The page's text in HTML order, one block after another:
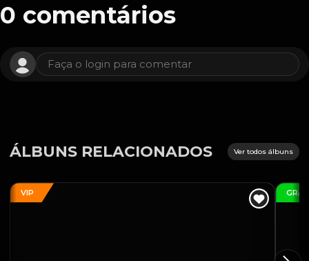
0 comentários
Faça o login para comentar
ÁLBUNS RELACIONADOS Ver todos álbuns
VIP